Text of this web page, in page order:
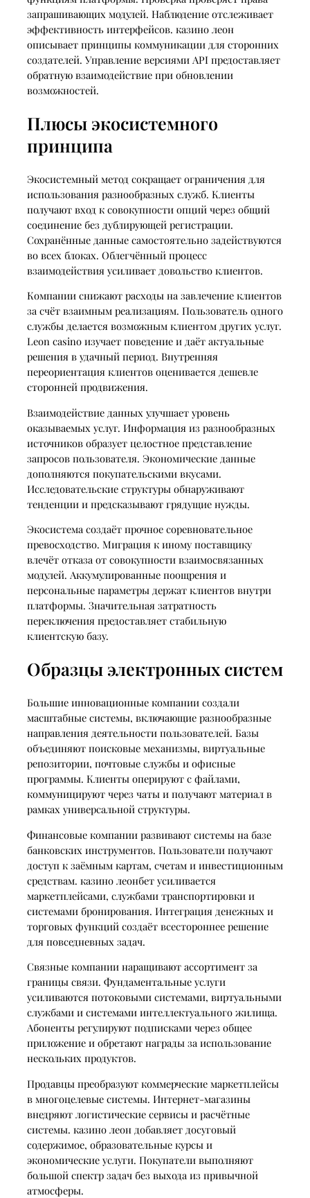
запрашивающих модулей. Наблюдение отслеживает
эффективность интерфейсов. казино леон
описывает принципы коммуникации для сторонних
создателей. Управление версиями API предоставляет
обратную взаимодействие при обновлении
возможностей.
Плюсы экосистемного
принципа
Экосистемный метод сокращает ограничения для
использования разнообразных служб. Клиенты
получают вход к совокупности опций через общий
соединение без дублирующей регистрации.
Сохранённые данные самостоятельно задействуются
во всех блоках. Облегчённый процесс
взаимодействия усиливает довольство клиентов.
Компании снижают расходы на завлечение клиентов
за счёт взаимным реализациям. Пользователь одного
службы делается возможным клиентом других услуг.
Leon casino изучает поведение и даёт актуальные
решения в удачный период. Внутренняя
переориентация клиентов оценивается дешевле
сторонней продвижения.
Взаимодействие данных улучшает уровень
оказываемых услуг. Информация из разнообразных
источников образует целостное представление
запросов пользователя. Экономические данные
дополняются покупательскими вкусами.
Исследовательские структуры обнаруживают
тенденции и предсказывают грядущие нужды.
Экосистема создаёт прочное соревновательное
превосходство. Миграция к иному поставщику
влечёт отказа от совокупности взаимосвязанных
модулей. Аккумулированные поощрения и
персональные параметры держат клиентов внутри
платформы. Значительная затратность
переключения предоставляет стабильную
клиентскую базу.
Образцы электронных систем
Большие инновационные компании создали
масштабные системы, включающие разнообразные
направления деятельности пользователей. Базы
объединяют поисковые механизмы, виртуальные
репозитории, почтовые службы и офисные
программы. Клиенты оперируют с файлами,
коммуницируют через чаты и получают материал в
рамках универсальной структуры.
Финансовые компании развивают системы на базе
банковских инструментов. Пользователи получают
доступ к заёмным картам, счетам и инвестиционным
средствам. казино леонбет усиливается
маркетплейсами, службами транспортировки и
системами бронирования. Интеграция денежных и
торговых функций создаёт всестороннее решение
для повседневных задач.
Связные компании наращивают ассортимент за
границы связи. Фундаментальные услуги
усиливаются потоковыми системами, виртуальными
службами и системами интеллектуального жилища.
Абоненты регулируют подписками через общее
приложение и обретают награды за использование
нескольких продуктов.
Продавцы преобразуют коммерческие маркетплейсы
в многоцелевые системы. Интернет-магазины
внедряют логистические сервисы и расчётные
системы. казино леон добавляет досуговый
содержимое, образовательные курсы и
экономические услуги. Покупатели выполняют
большой спектр задач без выхода из привычной
атмосферы.